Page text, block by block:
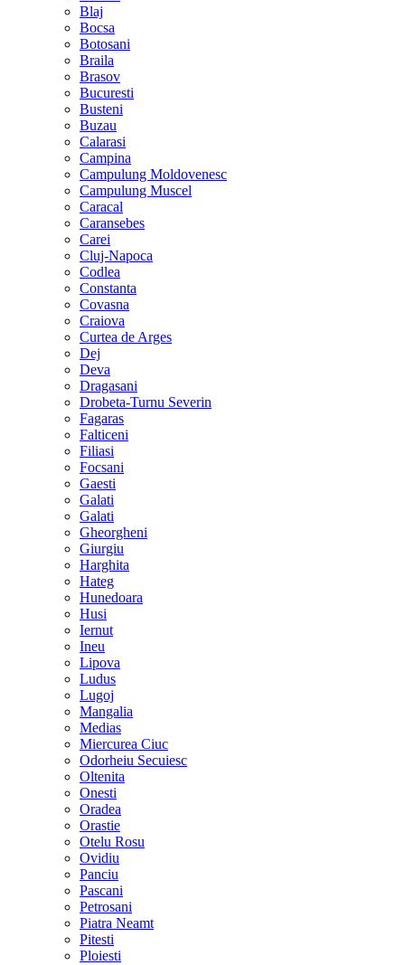
Blaj
Bocsa
Botosani
Braila
Brasov
Bucuresti
Busteni
Buzau
Calarasi
Campina
Campulung Moldovenesc
Campulung Muscel
Caracal
Caransebes
Carei
Cluj-Napoca
Codlea
Constanta
Covasna
Craiova
Curtea de Arges
Dej
Deva
Dragasani
Drobeta-Turnu Severin
Fagaras
Falticeni
Filiasi
Focsani
Gaesti
Galati
Galati
Gheorgheni
Giurgiu
Harghita
Hateg
Hunedoara
Husi
Iernut
Ineu
Lipova
Ludus
Lugoj
Mangalia
Medias
Miercurea Ciuc
Odorheiu Secuiesc
Oltenita
Onesti
Oradea
Orastie
Otelu Rosu
Ovidiu
Panciu
Pascani
Petrosani
Piatra Neamt
Pitesti
Ploiesti